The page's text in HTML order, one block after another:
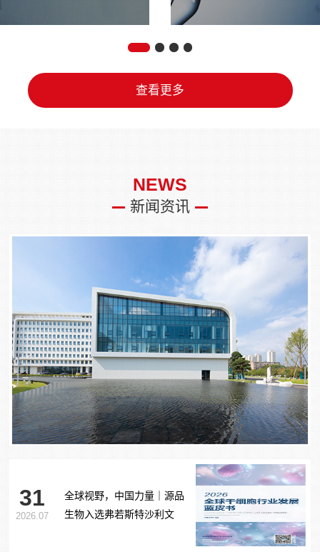
查看更多
NEWS
新闻资讯
31
2026.07
全球视野，中国力量｜源品
生物入选弗若斯特沙利文